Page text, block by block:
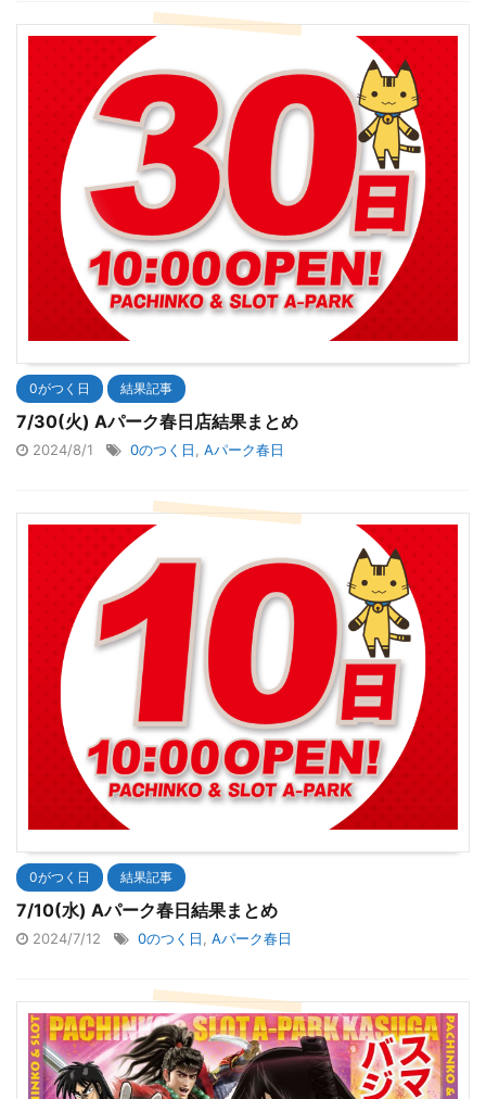
0がつく日 結果記事
7/30(火) Aパーク春日店結果まとめ
2024/8/1 0のつく日 Aパーク春日
0がつく日 結果記事
7/10(水) Aパーク春日結果まとめ
2024/7/12 0のつく日 Aパーク春日